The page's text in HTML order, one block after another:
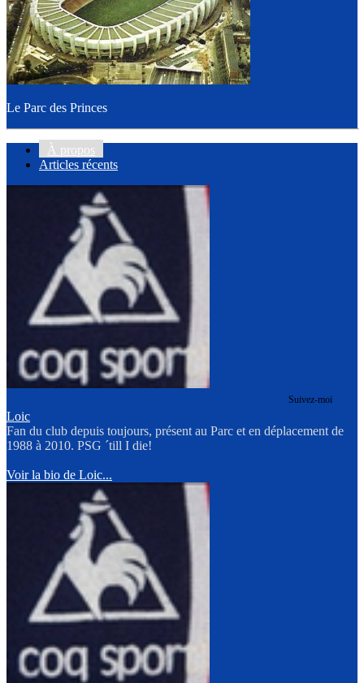
Le Parc des Princes
À propos
Articles récents
Suivez-moi
Loic
Fan du club depuis toujours, présent au Parc et en déplacement de
1988 à 2010. PSG ´till I die!
Voir la bio de Loic...